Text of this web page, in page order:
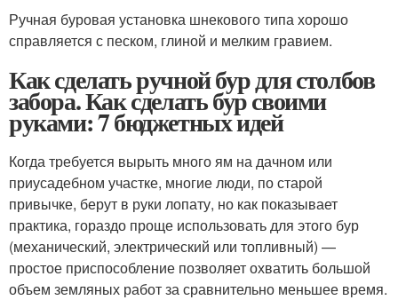
Ручная буровая установка шнекового типа хорошо
справляется с песком, глиной и мелким гравием.
Как сделать ручной бур для столбов
забора. Как сделать бур своими
руками: 7 бюджетных идей
Когда требуется вырыть много ям на дачном или
приусадебном участке, многие люди, по старой
привычке, берут в руки лопату, но как показывает
практика, гораздо проще использовать для этого бур
(механический, электрический или топливный) —
простое приспособление позволяет охватить большой
объем земляных работ за сравнительно меньшее время.